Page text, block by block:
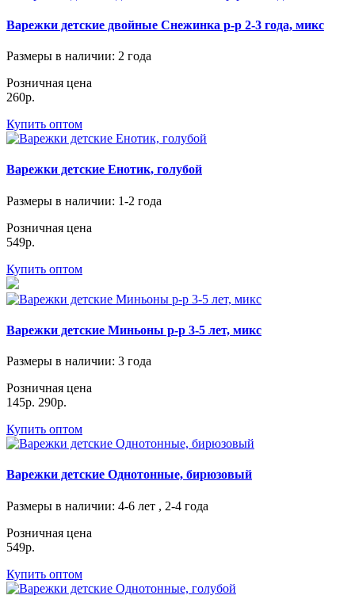
Варежки детские двойные Снежинка р-р 2-3 года, микс
Размеры в наличии: 2 года
Розничная цена
260р.
Купить оптом
Варежки детские Енотик, голубой
Размеры в наличии: 1-2 года
Розничная цена
549р.
Купить оптом
Варежки детские Миньоны р-р 3-5 лет, микс
Размеры в наличии: 3 года
Розничная цена
145р. 290р.
Купить оптом
Варежки детские Однотонные, бирюзовый
Размеры в наличии: 4-6 лет , 2-4 года
Розничная цена
549р.
Купить оптом